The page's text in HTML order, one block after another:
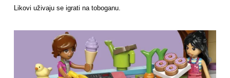
Likovi uživaju se igrati na toboganu.